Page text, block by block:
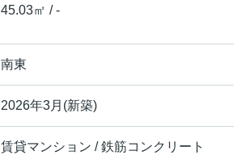
45.03㎡ / -
南東
2026年3月(新築)
賃貸マンション / 鉄筋コンクリート